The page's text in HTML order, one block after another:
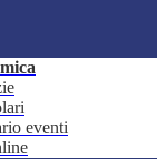
eventi